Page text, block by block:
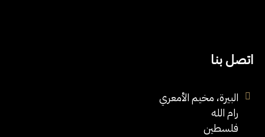
اتصل بنا
البيرة، مخيم الأمعري
رام الله
فلسطين